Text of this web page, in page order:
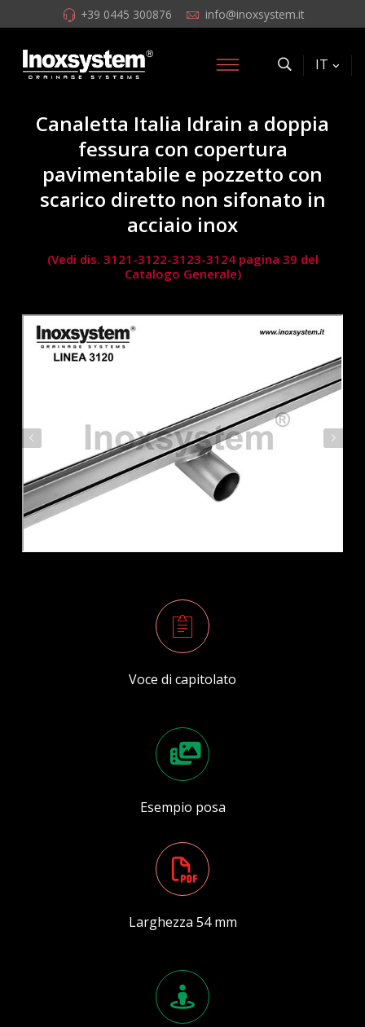
+39 0445 300876 info@inoxsystem.it
IT
Canaletta Italia Idrain a doppia
fessura con copertura
pavimentabile e pozzetto con
scarico diretto non sifonato in
acciaio inox
(Vedi dis. 3121-3122-3123-3124 pagina 39 del
Catalogo Generale)
Voce di capitolato
Esempio posa
Larghezza 54 mm